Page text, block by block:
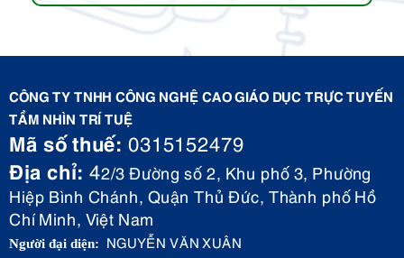
CÔNG TY TNHH CÔNG NGHỆ CAO GIÁO DỤC TRỰC TUYẾN
TẦM NHÌN TRÍ TUỆ
Mã số thuế: 0315152479
Địa chỉ: 42/3 Đường số 2, Khu phố 3, Phường
Hiệp Bình Chánh, Quận Thủ Đức, Thành phố Hồ
Chí Minh, Việt Nam
Người đại diện: NGUYỄN VĂN XUÂN